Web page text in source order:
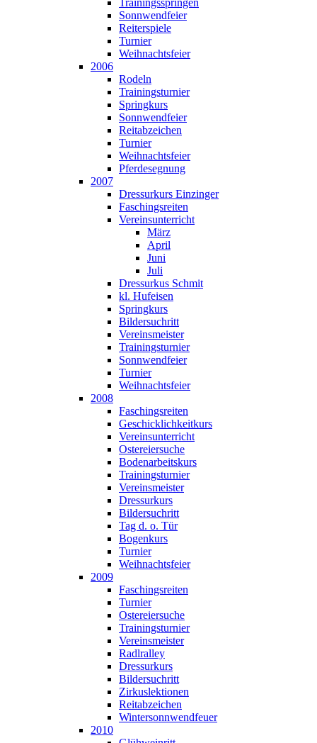
Trainingsspringen
Sonnwendfeier
Reiterspiele
Turnier
Weihnachtsfeier
2006
Rodeln
Trainingsturnier
Springkurs
Sonnwendfeier
Reitabzeichen
Turnier
Weihnachtsfeier
Pferdesegnung
2007
Dressurkurs Einzinger
Faschingsreiten
Vereinsunterricht
März
April
Juni
Juli
Dressurkus Schmit
kl. Hufeisen
Springkurs
Bildersuchritt
Vereinsmeister
Trainingsturnier
Sonnwendfeier
Turnier
Weihnachtsfeier
2008
Faschingsreiten
Geschicklichkeitkurs
Vereinsunterricht
Ostereiersuche
Bodenarbeitskurs
Trainingsturnier
Vereinsmeister
Dressurkurs
Bildersuchritt
Tag d. o. Tür
Bogenkurs
Turnier
Weihnachtsfeier
2009
Faschingsreiten
Turnier
Ostereiersuche
Trainingsturnier
Vereinsmeister
Radlralley
Dressurkurs
Bildersuchritt
Zirkuslektionen
Reitabzeichen
Wintersonnwendfeuer
2010